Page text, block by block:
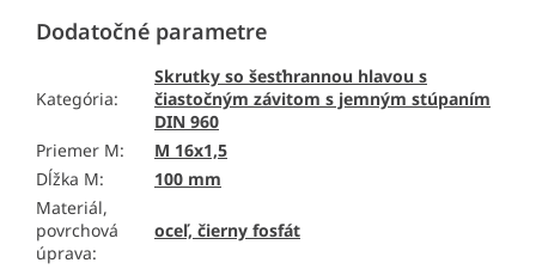
Dodatočné parametre
Kategória:
Skrutky so šesťhrannou hlavou s
čiastočným závitom s jemným stúpaním
DIN 960
Priemer M:
M 16x1,5
Dĺžka M:
100 mm
Materiál,
povrchová
úprava:
oceľ, čierny fosfát